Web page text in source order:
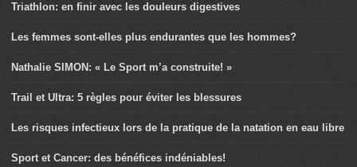
Triathlon: en finir avec les douleurs digestives
Les femmes sont-elles plus endurantes que les hommes?
Nathalie SIMON: « Le Sport m’a construite! »
Trail et Ultra: 5 règles pour éviter les blessures
Les risques infectieux lors de la pratique de la natation en eau libre
Sport et Cancer: des bénéfices indéniables!